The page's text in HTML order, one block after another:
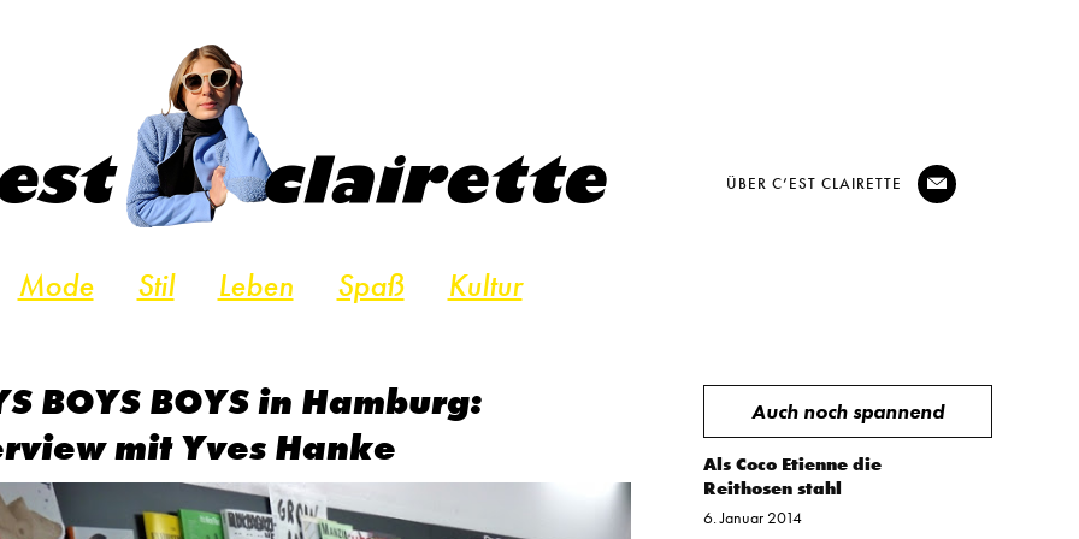
Mode Stil Leben Spaß Kultur
@
ÜBER C’EST CLAIRETTE
BOYS BOYS in Hamburg:
mit Yves Hanke
Auch noch spannend
Als Coco Etienne die
Reithosen stahl
6. Januar 2014